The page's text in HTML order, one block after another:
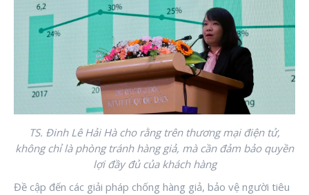
TS. Đinh Lê Hải Hà cho rằng trên thương mại điện tử,
không chỉ là phòng tránh hàng giả, mà cần đảm bảo quyền
lợi đầy đủ của khách hàng
Đề cập đến các giải pháp chống hàng giả, bảo vệ người tiêu